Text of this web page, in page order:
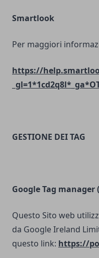
Smartlook
Per maggiori
https://
GESTIONE DEI TAG
Google Tag
Questo Sito web
da Google Ireland
questo link: https://